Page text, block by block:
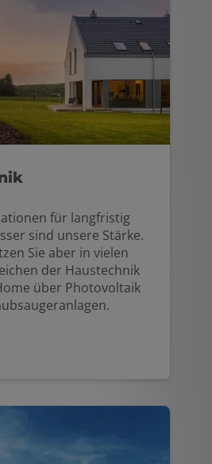
für langfristig
sind unsere Stärke.
Sie aber in vielen
der Haustechnik
über Photovoltaik